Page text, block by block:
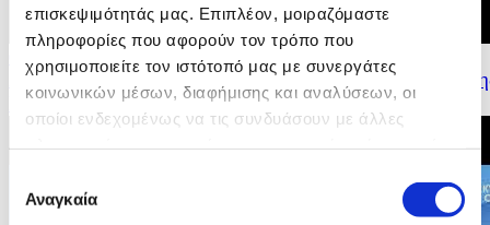
επισκεψιμότητάς μας. Επιπλέον, μοιραζόμαστε
πληροφορίες που αφορούν τον τρόπο που
χρησιμοποιείτε τον ιστότοπό μας με συνεργάτες
κοινωνικών μέσων, διαφήμισης και αναλύσεων, οι
οποίοι ενδεχομένως να τις συνδυάσουν με άλλες
των υπηρεσιών τους.
συγκατάθεσης
Αναγκαία
09/07/2026 16:19
Δήλωση Υπουργού Εσωτερικών για τα αποτελέσματα
Κυπριακής Προεδρίας του Συμβουλίου της...